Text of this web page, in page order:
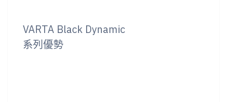
VARTA Black Dynamic
系列優勢